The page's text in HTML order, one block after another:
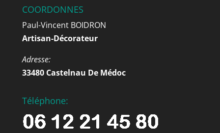
COORDONNES
Paul-Vincent BOIDRON
Artisan-Décorateur
Adresse:
33480 Castelnau De Médoc
Téléphone: